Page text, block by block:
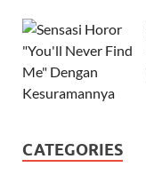
CATEGORIES